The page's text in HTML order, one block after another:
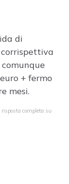
di
+ fermo
mesi.
completa su